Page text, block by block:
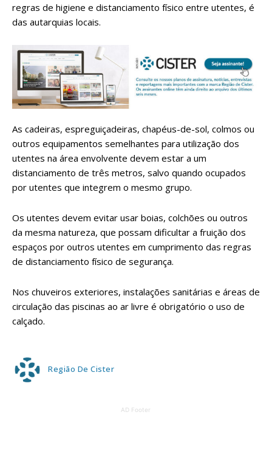
regras de higiene e distanciamento físico entre utentes, é
das autarquias locais.
As cadeiras, espreguiçadeiras, chapéus-de-sol, colmos ou
outros equipamentos semelhantes para utilização dos
utentes na área envolvente devem estar a um
distanciamento de três metros, salvo quando ocupados
por utentes que integrem o mesmo grupo.
Os utentes devem evitar usar boias, colchões ou outros
da mesma natureza, que possam dificultar a fruição dos
espaços por outros utentes em cumprimento das regras
de distanciamento físico de segurança.
Nos chuveiros exteriores, instalações sanitárias e áreas de
circulação das piscinas ao ar livre é obrigatório o uso de
calçado.
Região De Cister
AD Footer